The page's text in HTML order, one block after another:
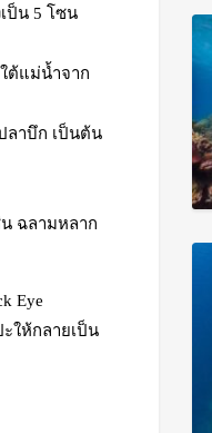
ป็น 5 โซน
ต้แม่น้ำจาก
ลาบึก เป็นต้น
น ฉลามหลาก
Eye
ให้กลายเป็น